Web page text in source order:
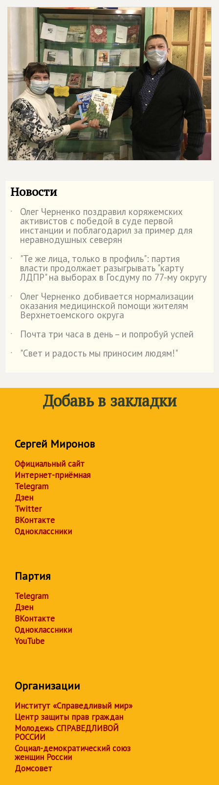
Новости
˙ Олег Черненко поздравил коряжемских
активистов с победой в суде первой
инстанции и поблагодарил за пример для
неравнодушных северян
˙
"Те же лица, только в профиль": партия
власти продолжает разыгрывать "карту
ЛДПР" на выборах в Госдуму по 77-му округу
˙
Олег Черненко добивается нормализации
оказания медицинской помощи жителям
Верхнетоемского округа
˙
Почта три часа в день – и попробуй успей
˙
"Свет и радость мы приносим людям!"
Добавь в закладки
Сергей Миронов
Официальный сайт
Интернет-приёмная
Telegram
Дзен
Twitter
ВКонтакте
Одноклассники
Партия
Telegram
Дзен
ВКонтакте
Одноклассники
YouTube
Организации
Институт «Справедливый мир»
Центр защиты прав граждан
Молодежь СПРАВЕДЛИВОЙ
РОССИИ
Социал-демократический союз
женщин России
Домсовет